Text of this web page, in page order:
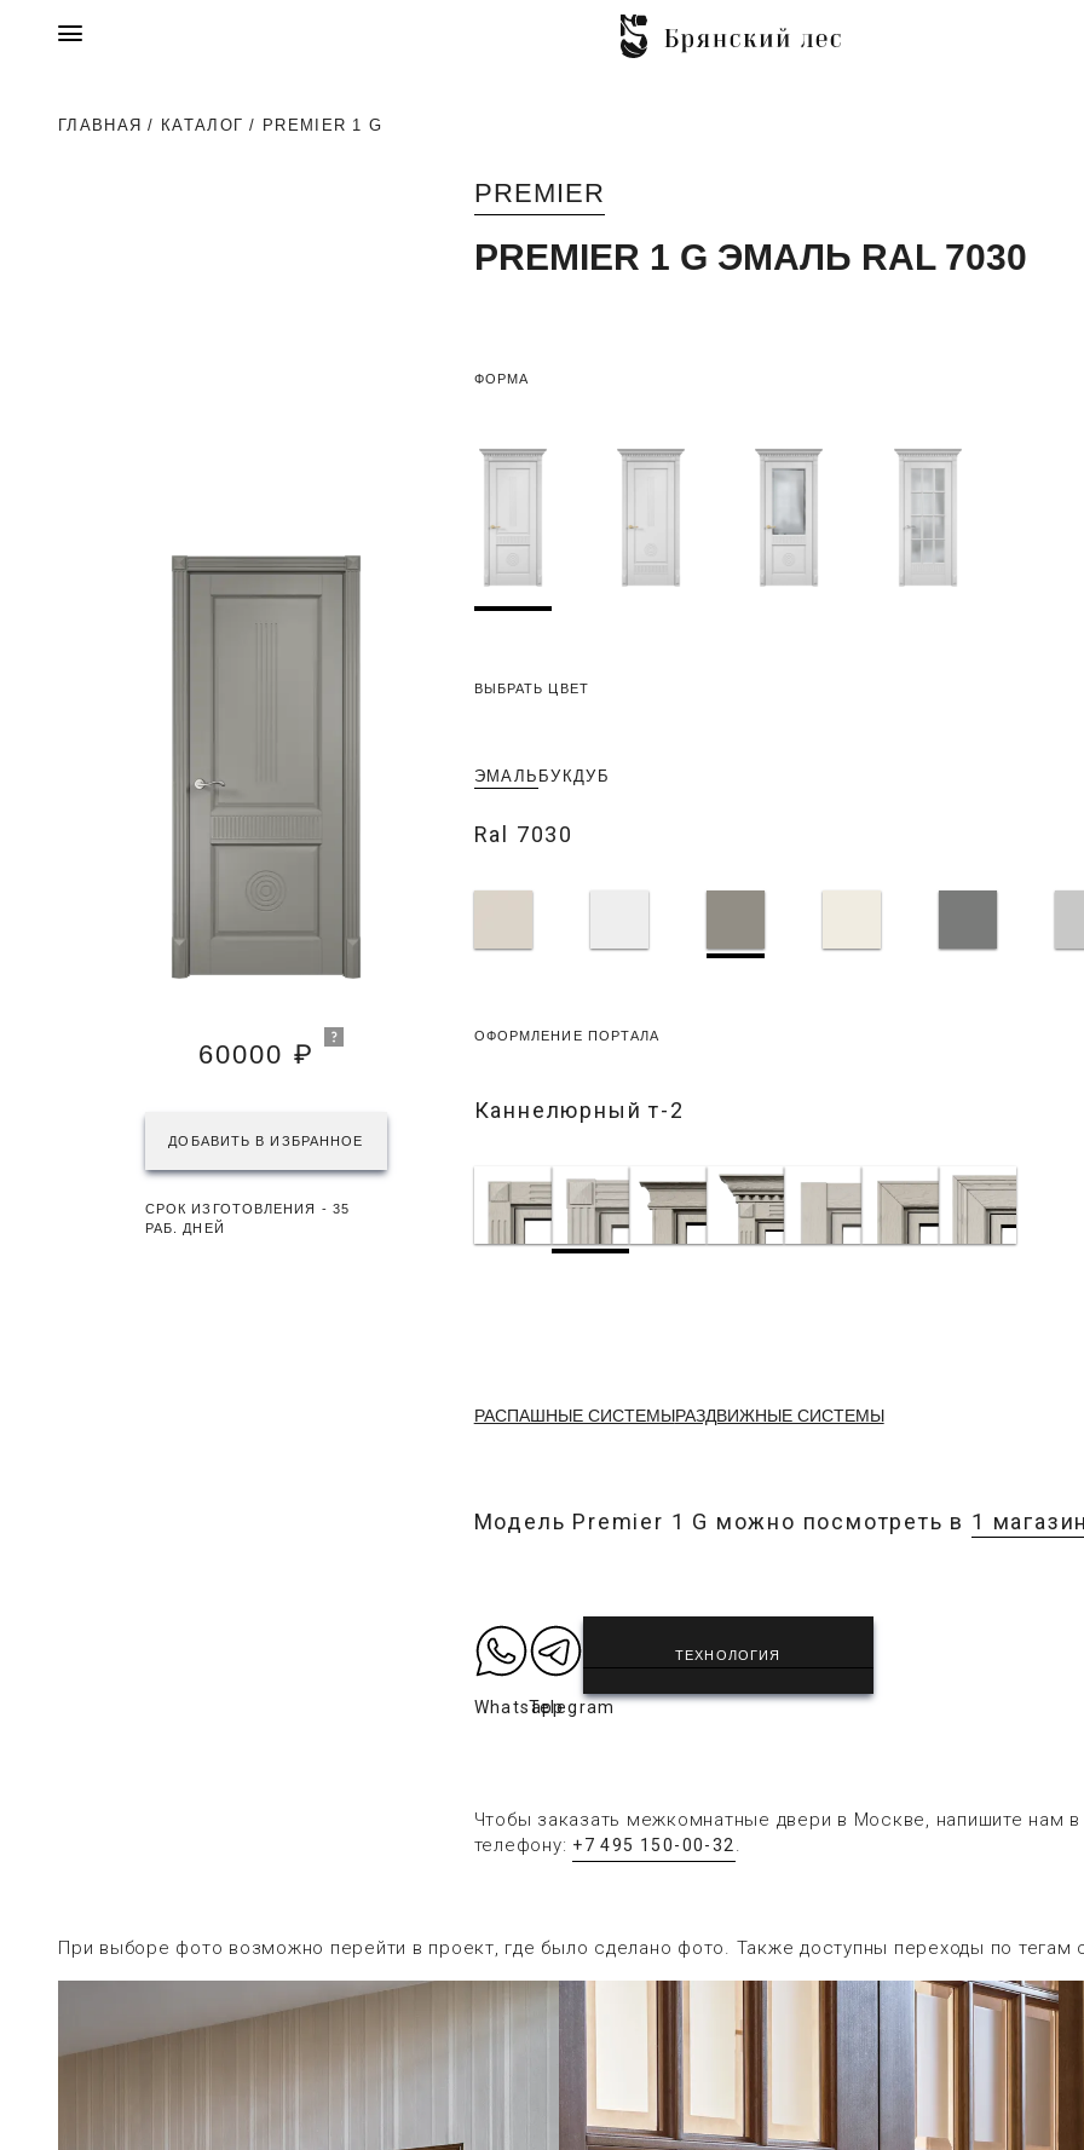
ГЛАВНАЯ / КАТАЛОГ / PREMIER 1 G
60000 ₽
ДОБАВИТЬ В ИЗБРАННОЕ
СРОК ИЗГОТОВЛЕНИЯ - 35
РАБ. ДНЕЙ
PREMIER
PREMIER 1 G ЭМАЛЬ RAL 7030
ФОРМА
ВЫБРАТЬ ЦВЕТ
ЭМАЛЬ БУК ДУБ
Ral 7030
ОФОРМЛЕНИЕ ПОРТАЛА
Каннелюрный т-2
РАСПАШНЫЕ СИСТЕМЫРАЗДВИЖНЫЕ СИСТЕМЫ
Модель Premier 1 G можно посмотреть в 1
WhatsappTelegram
ТЕХНОЛОГИЯ
Чтобы заказать межкомнатные двери в Москве, напишите нам
телефону: +7 495 150-00-32 .
При выборе фото возможно перейти в проект, где было сделано фото. Также доступны переходы по тегам